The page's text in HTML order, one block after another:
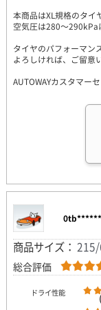
本商品はXL規格のタイ
空気圧は280～290kPa
タイヤのパフォーマン
よろしければ、ご留意
AUTOWAYカスタマー
商品サイズ： 215/
総合評価
ドライ性能